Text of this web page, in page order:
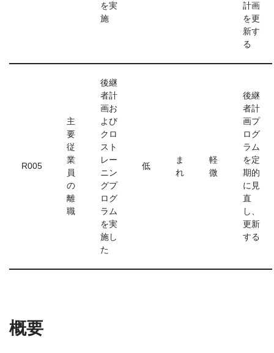
を実
施
計画
を更
新す
る
R005
主
要
従
業
員
の
離
職
後継
者計
画お
よび
クロ
スト
レー
ニン
グプ
ログ
ラム
を実
施し
た
低
ま
れ
軽
微
後継
者計
画プ
ログ
ラム
を定
期的
に見
直
し、
更新
する
概要